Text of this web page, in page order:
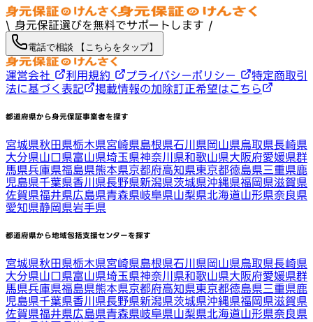
\ 身元保証選びを無料でサポートします /
電話で相談 【こちらをタップ】
運営会社 利用規約 プライバシーポリシー
特定商取引
法に基づく表記
掲載情報の加除訂正希望はこちら
都道府県から身元保証事業者を探す
宮城県秋田県栃木県宮崎県島根県石川県岡山県鳥取県長崎県
大分県山口県富山県埼玉県神奈川県和歌山県大阪府愛媛県群
馬県兵庫県福島県熊本県京都府高知県東京都徳島県三重県鹿
児島県千葉県香川県長野県新潟県茨城県沖縄県福岡県滋賀県
佐賀県福井県広島県青森県岐阜県山梨県北海道山形県奈良県
愛知県静岡県岩手県
都道府県から地域包括支援センターを探す
宮城県秋田県栃木県宮崎県島根県石川県岡山県鳥取県長崎県
大分県山口県富山県埼玉県神奈川県和歌山県大阪府愛媛県群
馬県兵庫県福島県熊本県京都府高知県東京都徳島県三重県鹿
児島県千葉県香川県長野県新潟県茨城県沖縄県福岡県滋賀県
佐賀県福井県広島県青森県岐阜県山梨県北海道山形県奈良県